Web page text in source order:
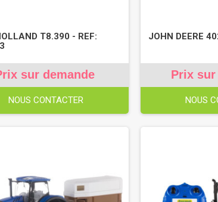
T8.390 - REF:
sur demande
NOUS CONTACTER
JOHN DEERE
Prix sur
NOUS